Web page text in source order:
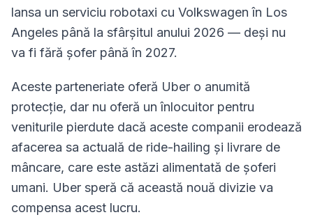
lansa un serviciu robotaxi cu Volkswagen în Los
Angeles până la sfârșitul anului 2026 — deși nu
va fi fără șofer până în 2027.
Aceste parteneriate oferă Uber o anumită
protecție, dar nu oferă un înlocuitor pentru
veniturile pierdute dacă aceste companii erodează
afacerea sa actuală de ride-hailing și livrare de
mâncare, care este astăzi alimentată de șoferi
umani. Uber speră că această nouă divizie va
compensa acest lucru.